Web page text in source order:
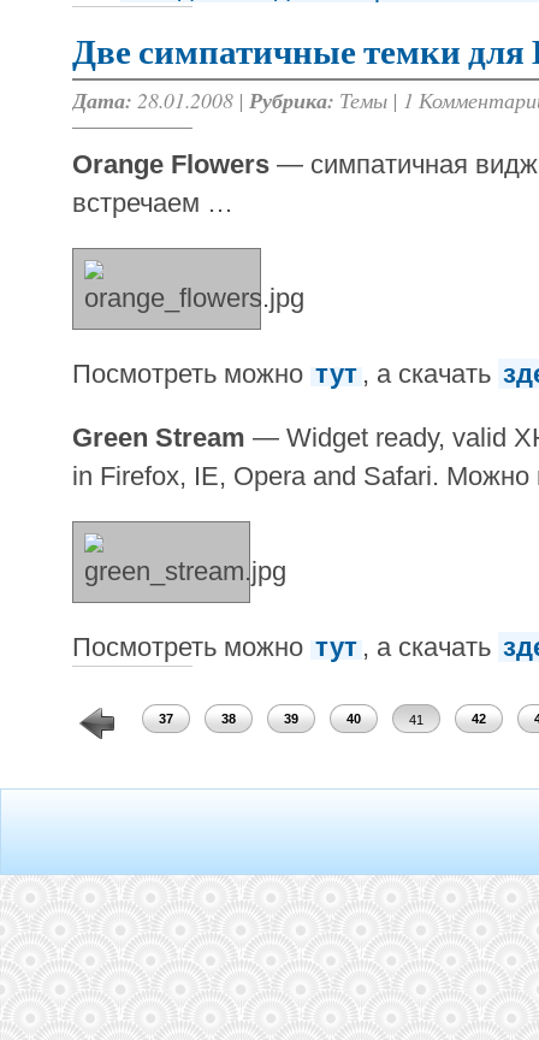
Две симпатичные темки для
Дата: 28.01.2008 | Рубрика: Темы | 1
Orange Flowers — симпатичная
встречаем …
Посмотреть можно тут , а скачать
Green Stream — Widget ready, valid
in Firefox, IE, Opera and Safari. Можно
Посмотреть можно тут , а скачать
36 37 38 39 40 41 42